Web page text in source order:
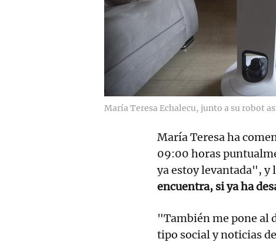
María Teresa Echalecu, junto a su robot
María Teresa ha
09:00 horas
ya estoy levantada", y
encuentra, si ya ha
"También me pone al
tipo social y noticias